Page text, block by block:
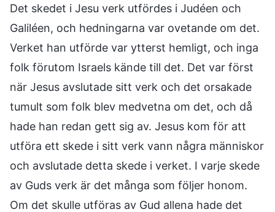
Det skedet i Jesu verk utfördes i Judéen och
Galiléen, och hedningarna var ovetande om det.
Verket han utförde var ytterst hemligt, och inga
folk förutom Israels kände till det. Det var först
när Jesus avslutade sitt verk och det orsakade
tumult som folk blev medvetna om det, och då
hade han redan gett sig av. Jesus kom för att
utföra ett skede i sitt verk vann några människor
och avslutade detta skede i verket. I varje skede
av Guds verk är det många som följer honom.
Om det skulle utföras av Gud allena hade det